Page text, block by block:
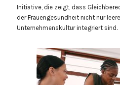
Initiative, die zeigt, dass
der Frauengesundheit nicht nur
Unternehmenskultur integriert sind.